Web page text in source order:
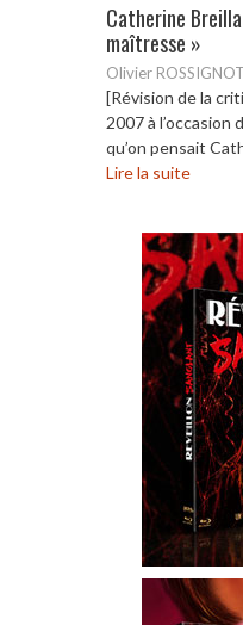
Catherine
maîtresse »
Olivier ROSSIGNOT
[Révision de la
2007 à l’occasion
qu’on pensait
Lire la suite